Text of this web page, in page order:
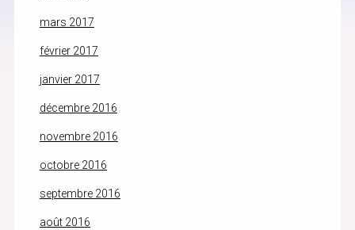
mars 2017
février 2017
janvier 2017
décembre 2016
novembre 2016
octobre 2016
septembre 2016
août 2016